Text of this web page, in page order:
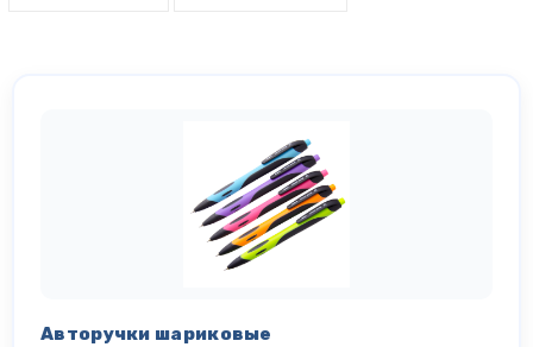
Авторучки шариковые